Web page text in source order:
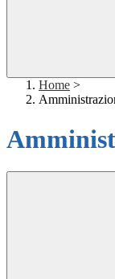
Home >